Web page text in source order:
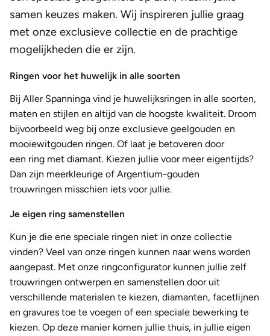
samen keuzes maken. Wij inspireren jullie graag
met onze exclusieve collectie en de prachtige
mogelijkheden die er zijn.
Ringen voor het huwelijk in alle soorten
Bij Aller Spanninga vind je huwelijksringen in alle soorten,
maten en stijlen en altijd van de hoogste kwaliteit. Droom
bijvoorbeeld weg bij onze exclusieve geelgouden en
mooiewitgouden ringen. Of laat je betoveren door
een ring met diamant. Kiezen jullie voor meer eigentijds?
Dan zijn meerkleurige of Argentium-gouden
trouwringen misschien iets voor jullie.
Je eigen ring samenstellen
Kun je die ene speciale ringen niet in onze collectie
vinden? Veel van onze ringen kunnen naar wens worden
aangepast. Met onze ringconfigurator kunnen jullie zelf
trouwringen ontwerpen en samenstellen door uit
verschillende materialen te kiezen, diamanten, facetlijnen
en gravures toe te voegen of een speciale bewerking te
kiezen. Op deze manier komen jullie thuis, in jullie eigen